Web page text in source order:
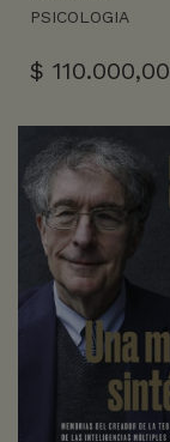
PSICOLOGIA
$ 110.000,00